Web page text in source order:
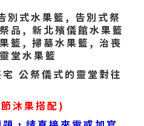
別式水果籃, 告別式祭
品, 新北殯儀館水果籃
籃, 掃墓水果籃, 治喪
堂水果籃
公祭儀式的靈堂對往
沐果搭配)